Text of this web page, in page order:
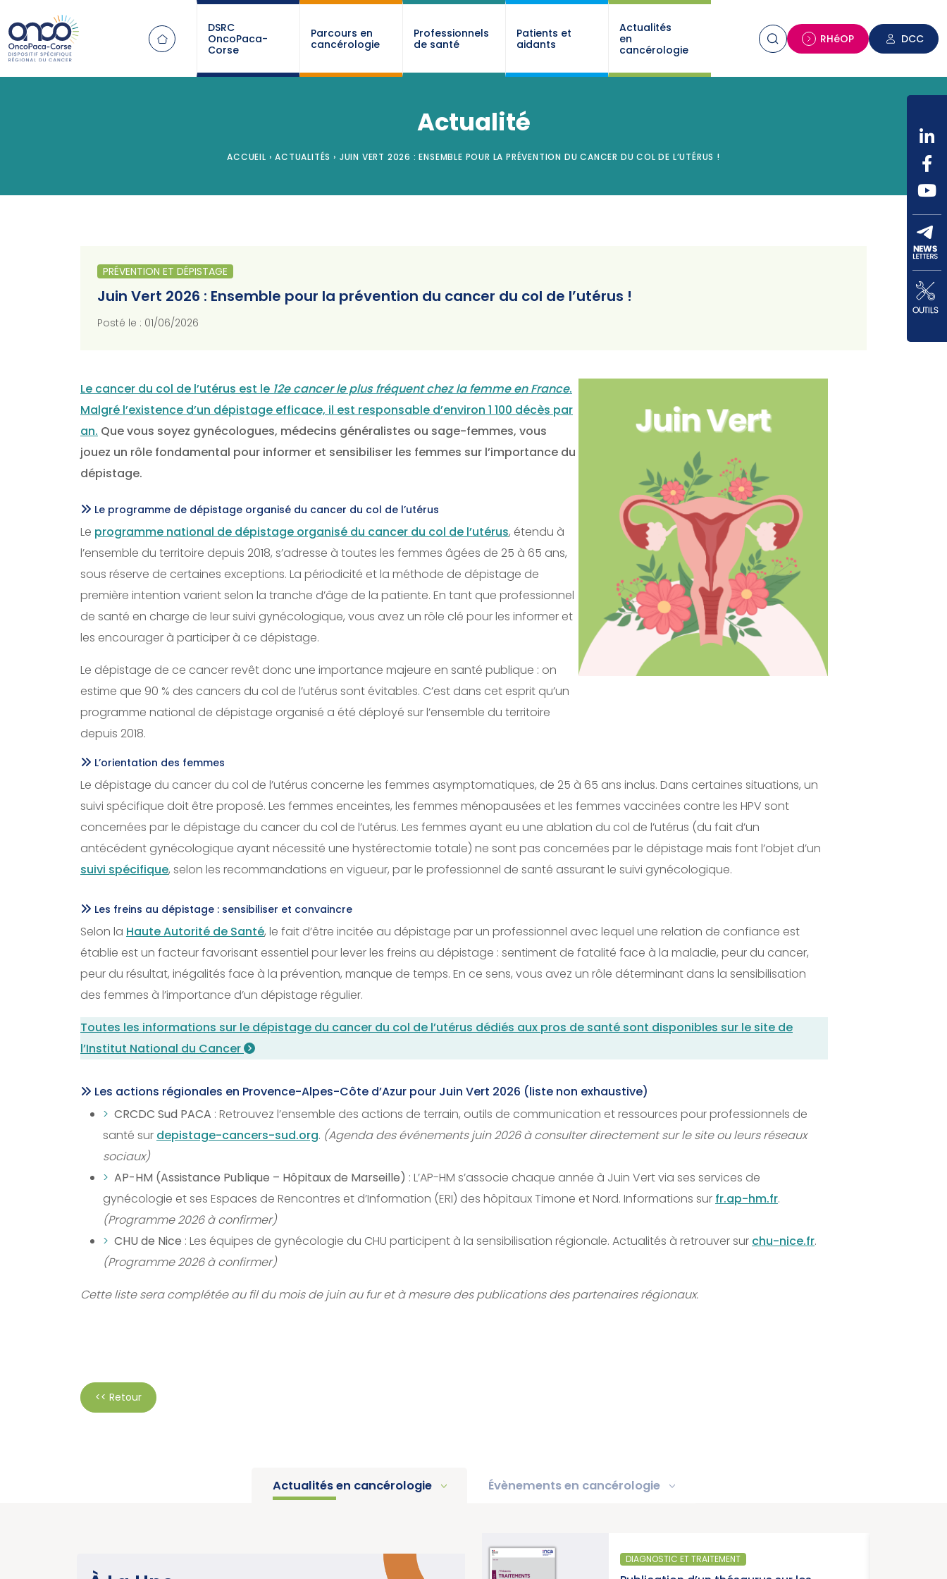
DSRC
OncoPaca-
Corse
Parcours en
cancérologie
Professionnels
de santé
Patients et
aidants
Actualités
en
cancérologie
RHéOP DCC
Actualité
ACCUEIL › ACTUALITÉS › JUIN VERT 2026 : ENSEMBLE POUR LA PRÉVENTION DU CANCER DU COL DE L’UTÉRUS !
PRÉVENTION ET DÉPISTAGE
Juin Vert 2026 : Ensemble pour la prévention du cancer du col de l’utérus !
Posté le : 01/06/2026
Le cancer du col de l’utérus est le 12e cancer le plus fréquent chez la femme en France.
Malgré l’existence d’un dépistage efficace, il est responsable d’environ 1 100 décès par
an. Que vous soyez gynécologues, médecins généralistes ou sage-femmes, vous
jouez un rôle fondamental pour informer et sensibiliser les femmes sur l’importance du
dépistage.
Le programme de dépistage organisé du cancer du col de l’utérus
Le programme national de dépistage organisé du cancer du col de l’utérus, étendu à
l’ensemble du territoire depuis 2018, s’adresse à toutes les femmes âgées de 25 à 65 ans,
sous réserve de certaines exceptions. La périodicité et la méthode de dépistage de
première intention varient selon la tranche d’âge de la patiente. En tant que professionnel
de santé en charge de leur suivi gynécologique, vous avez un rôle clé pour les informer et
les encourager à participer à ce dépistage.
Le dépistage de ce cancer revêt donc une importance majeure en santé publique : on
estime que 90 % des cancers du col de l’utérus sont évitables. C’est dans cet esprit qu’un
programme national de dépistage organisé a été déployé sur l’ensemble du territoire
depuis 2018.
L’orientation des femmes
Le dépistage du cancer du col de l’utérus concerne les femmes asymptomatiques, de 25 à 65 ans inclus. Dans certaines situations, un
suivi spécifique doit être proposé. Les femmes enceintes, les femmes ménopausées et les femmes vaccinées contre les HPV sont
concernées par le dépistage du cancer du col de l’utérus. Les femmes ayant eu une ablation du col de l’utérus (du fait d’un
antécédent gynécologique ayant nécessité une hystérectomie totale) ne sont pas concernées par le dépistage mais font l’objet d’un
suivi spécifique, selon les recommandations en vigueur, par le professionnel de santé assurant le suivi gynécologique.
Les freins au dépistage : sensibiliser et convaincre
Selon la Haute Autorité de Santé, le fait d’être incitée au dépistage par un professionnel avec lequel une relation de confiance est
établie est un facteur favorisant essentiel pour lever les freins au dépistage : sentiment de fatalité face à la maladie, peur du cancer,
peur du résultat, inégalités face à la prévention, manque de temps. En ce sens, vous avez un rôle déterminant dans la sensibilisation
des femmes à l’importance d’un dépistage régulier.
Toutes les informations sur le dépistage du cancer du col de l’utérus dédiés aux pros de santé sont disponibles sur le site de
l’Institut National du Cancer
Les actions régionales en Provence-Alpes-Côte d’Azur pour Juin Vert 2026 (liste non exhaustive)
CRCDC Sud PACA : Retrouvez l’ensemble des actions de terrain, outils de communication et ressources pour professionnels de
santé sur depistage-cancers-sud.org. (Agenda des événements juin 2026 à consulter directement sur le site ou leurs réseaux
sociaux)
AP-HM (Assistance Publique – Hôpitaux de Marseille) : L’AP-HM s’associe chaque année à Juin Vert via ses services de
gynécologie et ses Espaces de Rencontres et d’Information (ERI) des hôpitaux Timone et Nord. Informations sur fr.ap-hm.fr.
(Programme 2026 à confirmer)
CHU de Nice : Les équipes de gynécologie du CHU participent à la sensibilisation régionale. Actualités à retrouver sur chu-nice.fr.
(Programme 2026 à confirmer)
Cette liste sera complétée au fil du mois de juin au fur et à mesure des publications des partenaires régionaux.
<< Retour
Actualités en cancérologie Évènements en cancérologie
DIAGNOSTIC ET TRAITEMENT